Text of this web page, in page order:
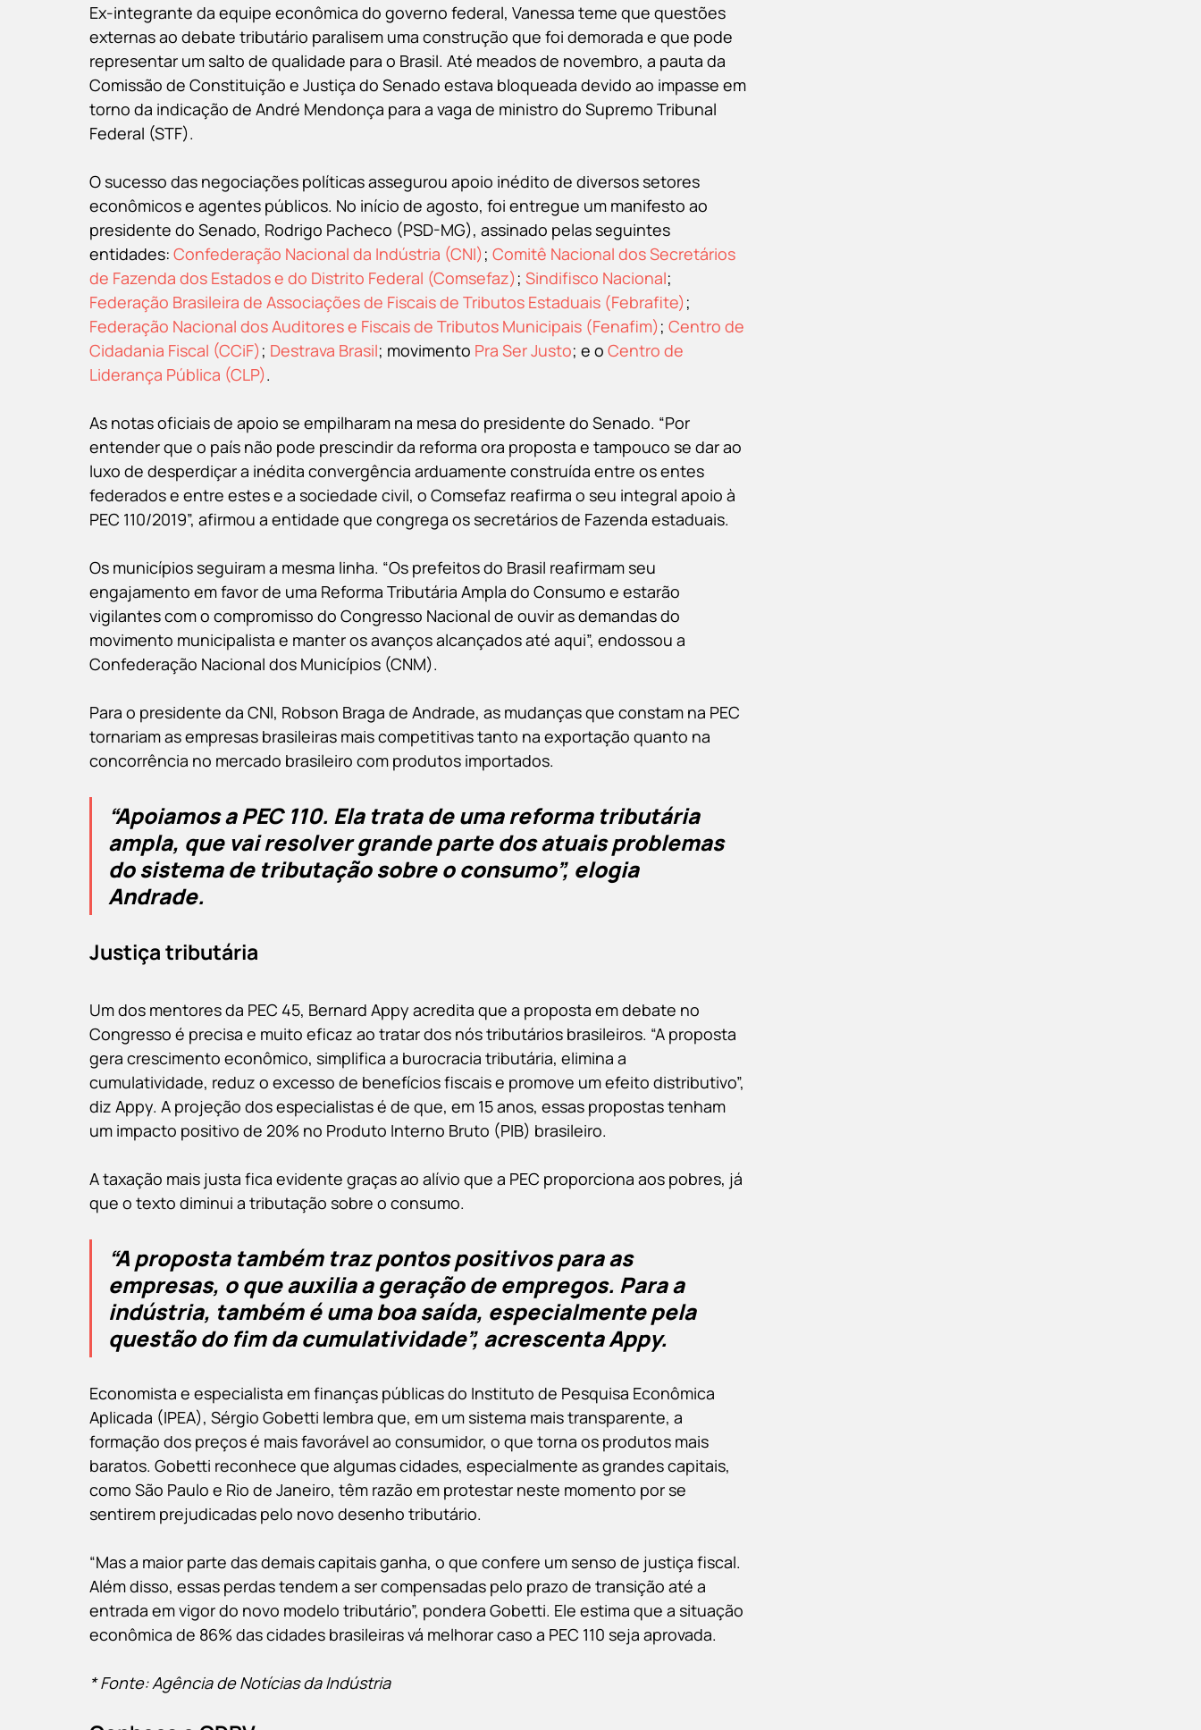
Ex-integrante da equipe econômica do governo federal, Vanessa teme que questões
externas ao debate tributário paralisem uma construção que foi demorada e que pode
representar um salto de qualidade para o Brasil. Até meados de novembro, a pauta da
Comissão de Constituição e Justiça do Senado estava bloqueada devido ao impasse em
torno da indicação de André Mendonça para a vaga de ministro do Supremo Tribunal
Federal (STF).
O sucesso das negociações políticas assegurou apoio inédito de diversos setores
econômicos e agentes públicos. No início de agosto, foi entregue um manifesto ao
presidente do Senado, Rodrigo Pacheco (PSD-MG), assinado pelas seguintes
entidades: Confederação Nacional da Indústria (CNI) ; Comitê Nacional dos Secretários
de Fazenda dos Estados e do Distrito Federal (Comsefaz) ; Sindifisco Nacional;
Federação Brasileira de Associações de Fiscais de Tributos Estaduais (Febrafite) ;
Federação Nacional dos Auditores e Fiscais de Tributos Municipais (Fenafim) ; Centro de
Cidadania Fiscal (CCiF) ; Destrava Brasil; movimento Pra Ser Justo; e o Centro de
Liderança Pública (CLP).
As notas oficiais de apoio se empilharam na mesa do presidente do Senado. “Por
entender que o país não pode prescindir da reforma ora proposta e tampouco se dar ao
luxo de desperdiçar a inédita convergência arduamente construída entre os entes
federados e entre estes e a sociedade civil, o Comsefaz reafirma o seu integral apoio à
PEC 110/2019”, afirmou a entidade que congrega os secretários de Fazenda estaduais.
Os municípios seguiram a mesma linha. “Os prefeitos do Brasil reafirmam seu
engajamento em favor de uma Reforma Tributária Ampla do Consumo e estarão
vigilantes com o compromisso do Congresso Nacional de ouvir as demandas do
movimento municipalista e manter os avanços alcançados até aqui”, endossou a
Confederação Nacional dos Municípios (CNM).
Para o presidente da CNI, Robson Braga de Andrade, as mudanças que constam na PEC
tornariam as empresas brasileiras mais competitivas tanto na exportação quanto na
concorrência no mercado brasileiro com produtos importados.
“Apoiamos a PEC 110. Ela trata de uma reforma tributária
ampla, que vai resolver grande parte dos atuais problemas
do sistema de tributação sobre o consumo”, elogia
Andrade.
Justiça tributária
Um dos mentores da PEC 45, Bernard Appy acredita que a proposta em debate no
Congresso é precisa e muito eficaz ao tratar dos nós tributários brasileiros. “A proposta
gera crescimento econômico, simplifica a burocracia tributária, elimina a
cumulatividade, reduz o excesso de benefícios fiscais e promove um efeito distributivo”,
diz Appy. A projeção dos especialistas é de que, em 15 anos, essas propostas tenham
um impacto positivo de 20% no Produto Interno Bruto (PIB) brasileiro.
A taxação mais justa fica evidente graças ao alívio que a PEC proporciona aos pobres, já
que o texto diminui a tributação sobre o consumo.
“A proposta também traz pontos positivos para as
empresas, o que auxilia a geração de empregos. Para a
indústria, também é uma boa saída, especialmente pela
questão do fim da cumulatividade”, acrescenta Appy.
Economista e especialista em finanças públicas do Instituto de Pesquisa Econômica
Aplicada (IPEA), Sérgio Gobetti lembra que, em um sistema mais transparente, a
formação dos preços é mais favorável ao consumidor, o que torna os produtos mais
baratos. Gobetti reconhece que algumas cidades, especialmente as grandes capitais,
como São Paulo e Rio de Janeiro, têm razão em protestar neste momento por se
sentirem prejudicadas pelo novo desenho tributário.
“Mas a maior parte das demais capitais ganha, o que confere um senso de justiça fiscal.
Além disso, essas perdas tendem a ser compensadas pelo prazo de transição até a
entrada em vigor do novo modelo tributário”, pondera Gobetti. Ele estima que a situação
econômica de 86% das cidades brasileiras vá melhorar caso a PEC 110 seja aprovada.
* Fonte: Agência de Notícias da Indústria